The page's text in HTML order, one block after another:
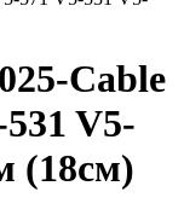
Cable
V5-
(18см)